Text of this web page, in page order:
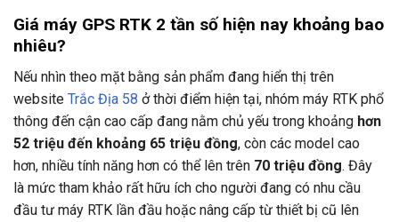
Giá máy GPS RTK 2 tần số hiện nay khoảng bao
nhiêu?
Nếu nhìn theo mặt bằng sản phẩm đang hiển thị trên
website Trắc Địa 58 ở thời điểm hiện tại, nhóm máy RTK phổ
thông đến cận cao cấp đang nằm chủ yếu trong khoảng hơn
52 triệu đến khoảng 65 triệu đồng, còn các model cao
hơn, nhiều tính năng hơn có thể lên trên 70 triệu đồng. Đây
là mức tham khảo rất hữu ích cho người đang có nhu cầu
đầu tư máy RTK lần đầu hoặc nâng cấp từ thiết bị cũ lên